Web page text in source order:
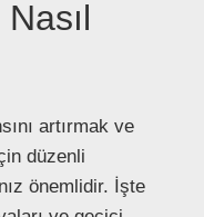
artırmak ve
düzenli
önemlidir. İşte